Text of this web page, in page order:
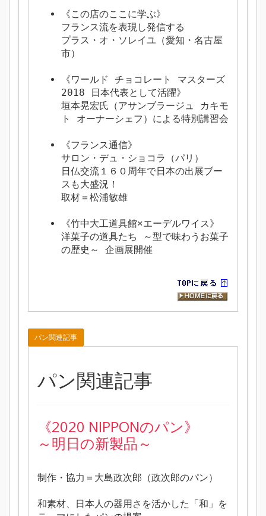
《この店のここに学ぶ》
フランス流を表現し発信する
プラス・オ・ソレイユ（愛知・名古屋
市）
《ワールド チョコレート マスターズ
2018 日本代表として活躍》
垣本晃宏氏（アサンブラージュ カキモ
ト オーナーシェフ）による特別講習会
《フランス通信》
サロン・デュ・ショコラ（パリ）
日仏交流１６０周年で日本の出展ブー
スも大盛況！
取材＝松浦敏雄
《竹中大工道具館×エーデルワイス》
洋菓子の道具たち ～型で味わうお菓子
の歴史～ 企画展開催
パン関連記事
パン関連記事
《2020 NIPPONのパン》
～明日の新製品～
制作・協力＝大島政次郎（政次郎のパン）
和素材、日本人の器用さを活かした「和」を